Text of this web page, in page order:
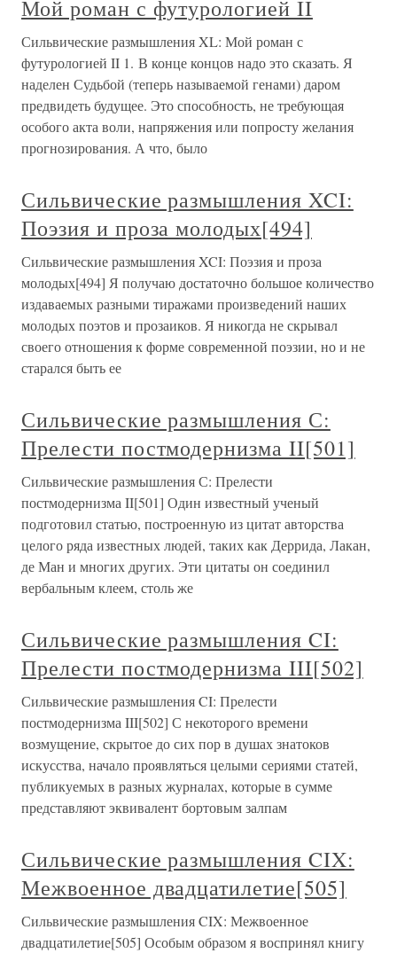
Мой роман с футурологией II
Сильвические размышления XL: Мой роман с
футурологией II 1. В конце концов надо это сказать. Я
наделен Судьбой (теперь называемой генами) даром
предвидеть будущее. Это способность, не требующая
особого акта воли, напряжения или попросту желания
прогнозирования. А что, было
Сильвические размышления XCI:
Поэзия и проза молодых[494]
Сильвические размышления XCI: Поэзия и проза
молодых[494] Я получаю достаточно большое количество
издаваемых разными тиражами произведений наших
молодых поэтов и прозаиков. Я никогда не скрывал
своего отношения к форме современной поэзии, но и не
старался быть ее
Сильвические размышления С:
Прелести постмодернизма II[501]
Сильвические размышления С: Прелести
постмодернизма II[501] Один известный ученый
подготовил статью, построенную из цитат авторства
целого ряда известных людей, таких как Деррида, Лакан,
де Ман и многих других. Эти цитаты он соединил
вербальным клеем, столь же
Сильвические размышления CI:
Прелести постмодернизма III[502]
Сильвические размышления CI: Прелести
постмодернизма III[502] С некоторого времени
возмущение, скрытое до сих пор в душах знатоков
искусства, начало проявляться целыми сериями статей,
публикуемых в разных журналах, которые в сумме
представляют эквивалент бортовым залпам
Сильвические размышления CIX:
Межвоенное двадцатилетие[505]
Сильвические размышления CIX: Межвоенное
двадцатилетие[505] Особым образом я воспринял книгу